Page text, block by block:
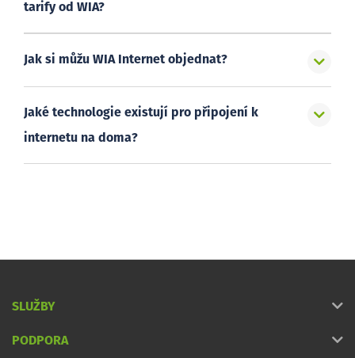
tarify od WIA?
Jak si můžu WIA Internet objednat?
Jaké technologie existují pro připojení k
internetu na doma?
SLUŽBY
PODPORA